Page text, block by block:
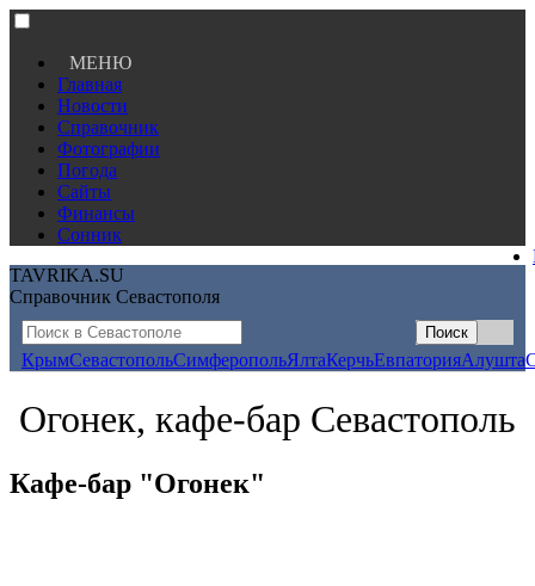
МЕНЮ
Главная
Новости
Справочник
Фотографии
Погода
Сайты
Финансы
Сонник
TAVRIKA.SU
Справочник Севастополя
КрымСевастопольСимферопольЯлтаКерчьЕвпаторияАлушта
Огонек, кафе-бар Севастополь
Кафе-бар "Огонек"